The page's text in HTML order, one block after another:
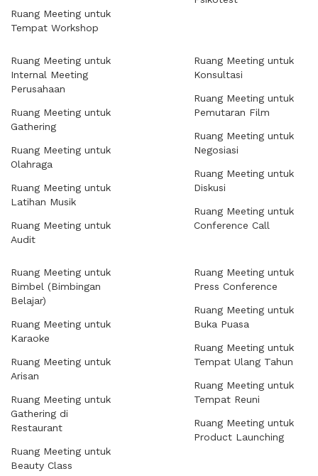
Ruang Meeting untuk
Tempat Workshop
Ruang Meeting untuk
Internal Meeting
Perusahaan
Ruang Meeting untuk
Gathering
Ruang Meeting untuk
Olahraga
Ruang Meeting untuk
Latihan Musik
Ruang Meeting untuk
Audit
Ruang Meeting untuk
Konsultasi
Ruang Meeting untuk
Pemutaran Film
Ruang Meeting untuk
Negosiasi
Ruang Meeting untuk
Diskusi
Ruang Meeting untuk
Conference Call
Ruang Meeting untuk
Bimbel (Bimbingan
Belajar)
Ruang Meeting untuk
Karaoke
Ruang Meeting untuk
Arisan
Ruang Meeting untuk
Gathering di
Restaurant
Ruang Meeting untuk
Beauty Class
Ruang Meeting untuk
Press Conference
Ruang Meeting untuk
Buka Puasa
Ruang Meeting untuk
Tempat Ulang Tahun
Ruang Meeting untuk
Tempat Reuni
Ruang Meeting untuk
Product Launching